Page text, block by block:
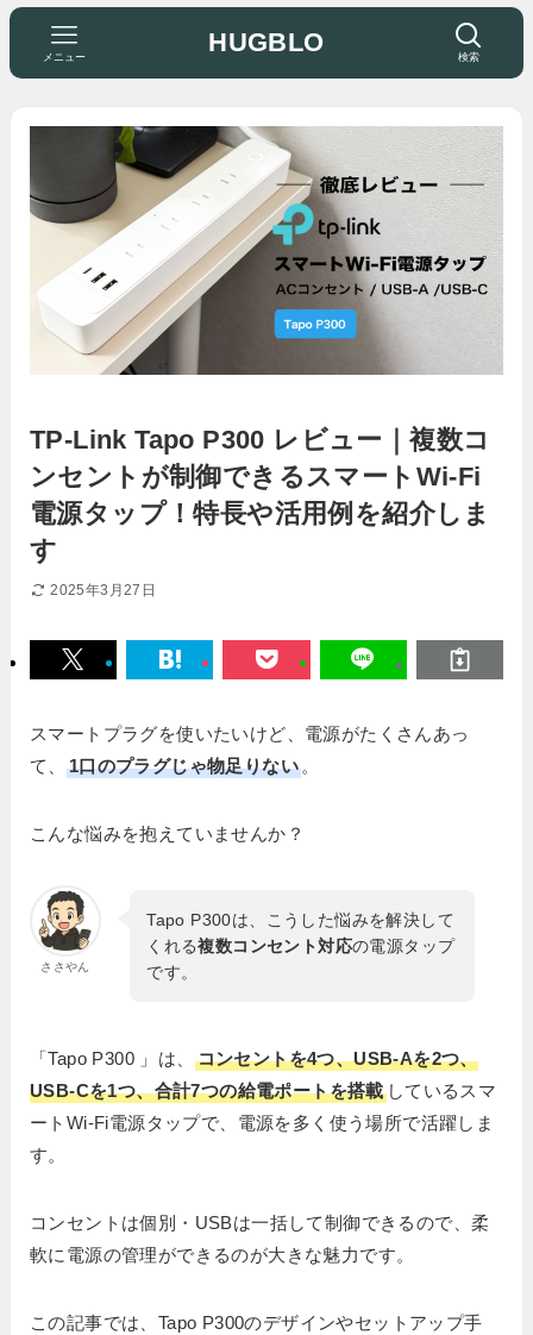
HUGBLO 検索
メニュー
TP-Link Tapo P300 レビュー｜複数コ
ンセントが制御できるスマートWi-Fi
電源タップ！特長や活用例を紹介しま
す
2025年3月27日
スマートプラグを使いたいけど、電源がたくさんあっ
て、
1口のプラグじゃ物足りない 。
こんな悩みを抱えていませんか？
ささやん
Tapo P300は、こうした悩みを解決して
くれる複数コンセント対応の電源タップ
です。
「Tapo P300 」は、
コンセントを4つ、USB-Aを2つ、
USB-Cを1つ、合計7つの給電ポートを搭載しているスマ
ートWi-Fi電源タップで、電源を多く使う場所で活躍しま
す。
コンセントは個別・USBは一括して制御できるので、柔
軟に電源の管理ができるのが大きな魅力です。
この記事では、Tapo P300のデザインやセットアップ手